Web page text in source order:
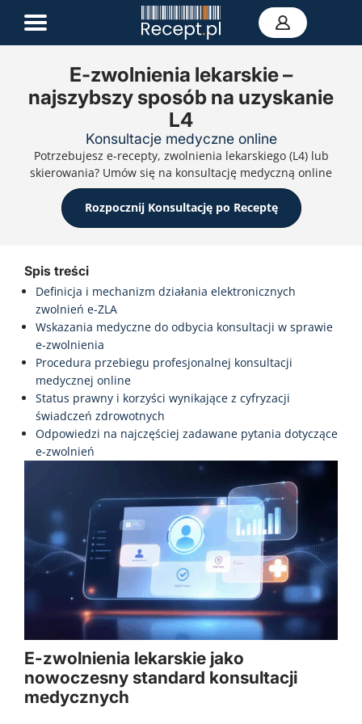
E-recepta
E-skierowanie
Teleporada
Portal zdrowia
Kontakt
E-zwolnienia lekarskie –
najszybszy sposób na uzyskanie
L4
Konsultacje medyczne online
Potrzebujesz e-recepty, zwolnienia lekarskiego (L4) lub
skierowania? Umów się na konsultację medyczną online
Rozpocznij Konsultację po Receptę
Spis treści
Definicja i mechanizm działania elektronicznych
zwolnień e-ZLA
Wskazania medyczne do odbycia konsultacji w sprawie
e-zwolnienia
Procedura przebiegu profesjonalnej konsultacji
medycznej online
Status prawny i korzyści wynikające z cyfryzacji
świadczeń zdrowotnych
Odpowiedzi na najczęściej zadawane pytania dotyczące
e-zwolnień
E-zwolnienia lekarskie jako
nowoczesny standard konsultacji
medycznych